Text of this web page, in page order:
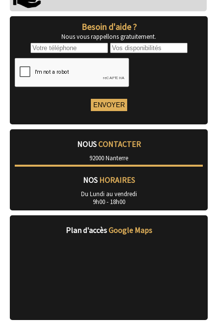
Besoin d'aide ?
Nous vous rappellons gratuitement.
NOUSCONTACTER
92000 Nanterre
NOS HORAIRES
Du Lundi au vendredi
9h00 - 18h00
Plan d'accèsGoogle Maps